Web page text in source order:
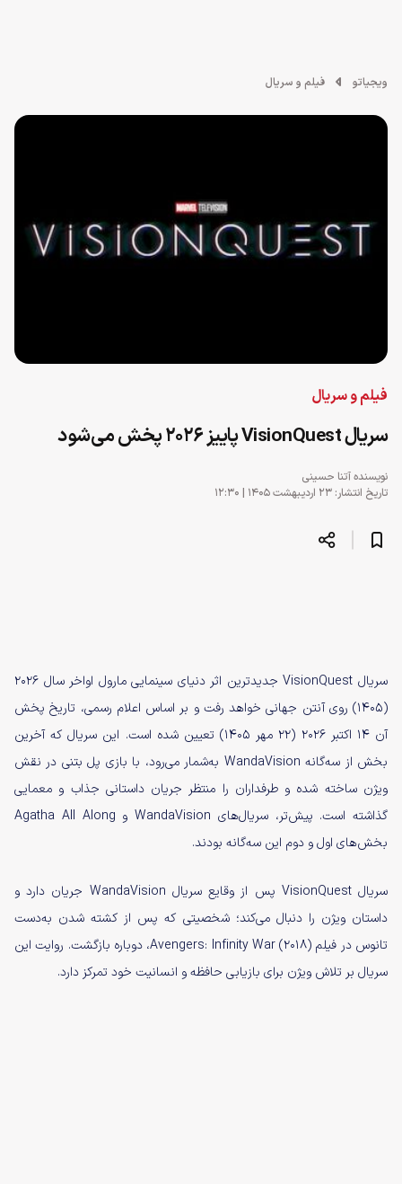
ویجیاتو فیلم و سریال
فیلم و سریال
سریال VisionQuest پاییز ۲۰۲۶ پخش می‌شود
نویسندهآتنا حسینی
تاریخ انتشار: ۲۳ اردیبهشت ۱۴۰۵ | ۱۲:۳۰
سریال VisionQuest جدیدترین اثر دنیای سینمایی مارول اواخر سال ۲۰۲۶
(۱۴۰۵) روی آنتن جهانی خواهد رفت و بر اساس اعلام رسمی، تاریخ پخش
آن ۱۴ اکتبر ۲۰۲۶ (۲۲ مهر ۱۴۰۵) تعیین شده است. این سریال که آخرین
بخش از سه‌گانه WandaVision به‌شمار می‌رود، با بازی پل بتنی در نقش
ویژن ساخته شده و طرفداران را منتظر جریان داستانی جذاب و معمایی
گذاشته است. پیش‌تر، سریال‌های WandaVision و Agatha All Along
بخش‌های اول و دوم این سه‌گانه بودند.
سریال VisionQuest پس از وقایع سریال WandaVision جریان دارد و
داستان ویژن را دنبال می‌کند؛ شخصیتی که پس از کشته شدن به‌دست
تانوس در فیلم Avengers: Infinity War (۲۰۱۸)، دوباره بازگشت. روایت این
سریال بر تلاش ویژن برای بازیابی حافظه و انسانیت خود تمرکز دارد.